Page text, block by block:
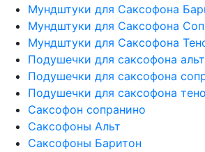
Мундштуки для Саксофона
Мундштуки для Саксофона
Мундштуки для Саксофона
Подушечки для саксофона альт
Подушечки для саксофона
Подушечки для саксофона
Саксофон сопранино
Саксофоны Альт
Саксофоны Баритон